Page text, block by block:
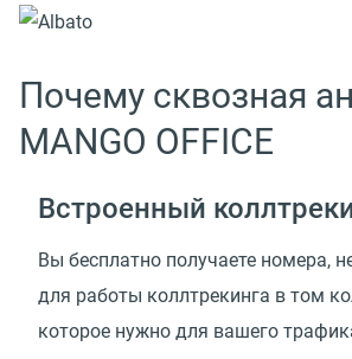
Почему сквозная
MANGO OFFICE
Встроенный
Вы бесплатно получаете номера,
для работы коллтрекинга в том
которое нужно для вашего